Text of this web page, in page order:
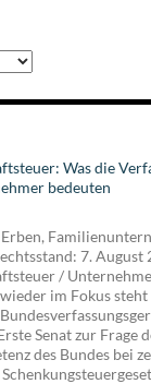
Was die
bedeuten
7. August
/
im Fokus
Senat zur Frage
des Bundes bei